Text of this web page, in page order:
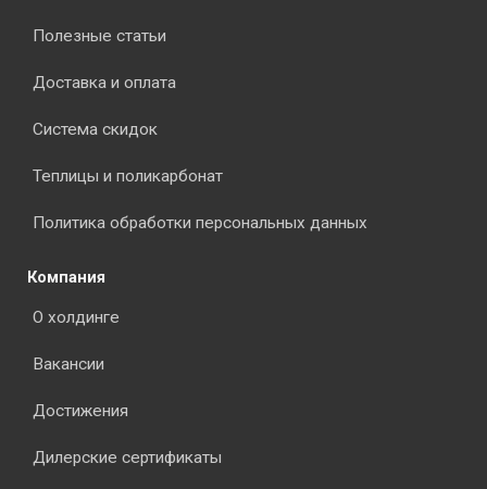
Полезные статьи
Доставка и оплата
Система скидок
Теплицы и поликарбонат
Политика обработки персональных данных
Компания
О холдинге
Вакансии
Достижения
Дилерские сертификаты